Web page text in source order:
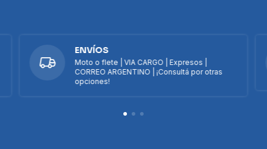
ENVÍOS
Moto o flete | VIA CARGO | Expresos |
CORREO ARGENTINO | ¡Consultá por otras
opciones!